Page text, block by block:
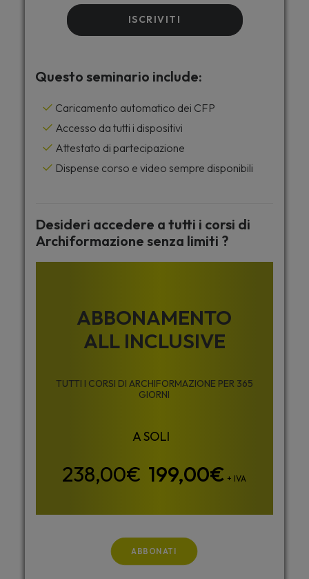
ISCRIVITI
Questo seminario include:
Caricamento automatico dei CFP
Accesso da tutti i dispositivi
Attestato di partecipazione
Dispense corso e video sempre disponibili
Desideri accedere a tutti i corsi di
Archiformazione senza limiti ?
ABBONAMENTO
ALL INCLUSIVE
TUTTI I CORSI DI ARCHIFORMAZIONE PER 365
GIORNI
199,00€ + IVA
ABBONATI